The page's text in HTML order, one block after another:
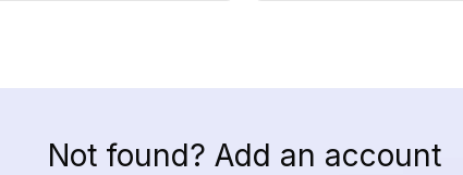
Not found? Add an account